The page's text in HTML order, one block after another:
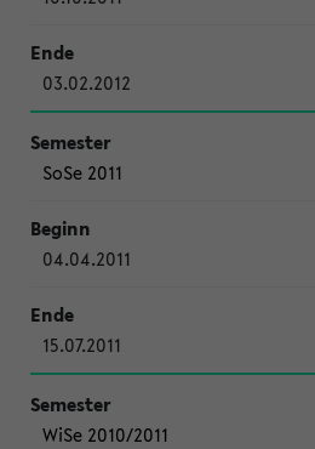
03.02.2012
SoSe 2011
04.04.2011
15.07.2011
WiSe 2010/2011